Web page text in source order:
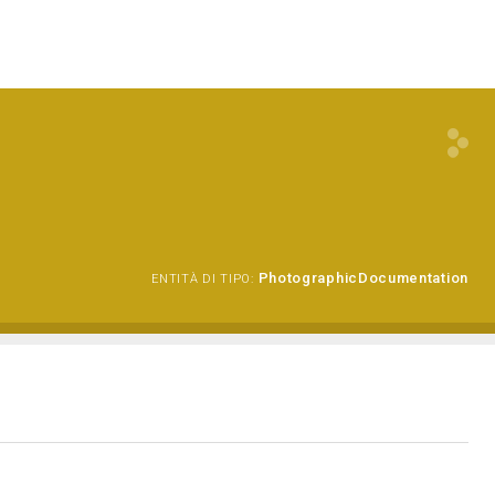
ENTITÀ DI TIPO: PhotographicDocumentation